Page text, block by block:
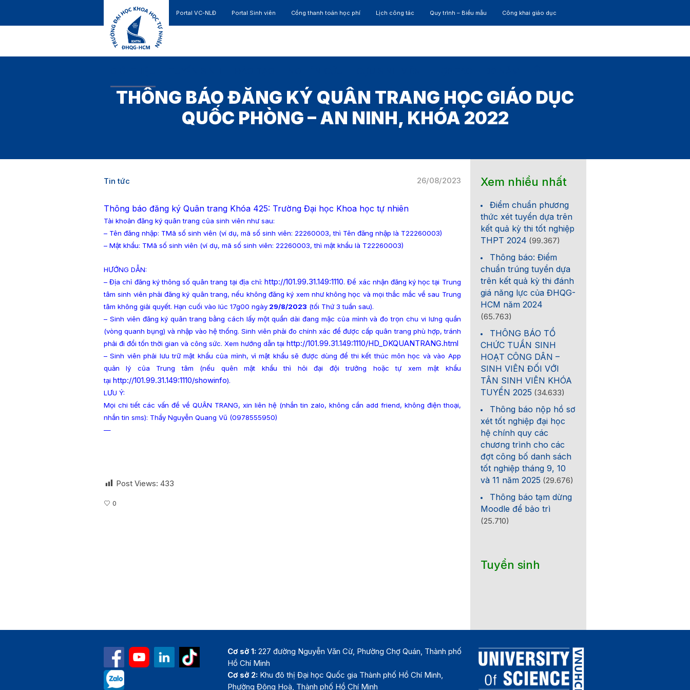
Portal VC-NLĐ Portal Sinh viên Cổng thanh toán học phí Lịch công tác Quy trình – Biểu mẫu Công khai giáo dục
THÔNG BÁO ĐĂNG KÝ QUÂN TRANG HỌC GIÁO DỤC
QUỐC PHÒNG – AN NINH, KHÓA 2022
26/08/2023
Tin tức
Thông báo đăng ký Quân trang Khóa 425: Trường Đại học Khoa học tự nhiên
Tài khoản đăng ký quân trang của sinh viên như sau:
– Tên đăng nhập: TMã số sinh viên (ví dụ, mã số sinh viên: 22260003, thì Tên đăng nhập là T22260003)
– Mật khẩu: TMã số sinh viên (ví dụ, mã số sinh viên: 22260003, thì mật khẩu là T22260003)
HƯỚNG DẪN:
– Địa chỉ đăng ký thông số quân trang tại địa chỉ: http://101.99.31.149:1110.Để xác nhận đăng ký học tại Trung
tâm sinh viên phải đăng ký quân trang, nếu không đăng ký xem như không học và mọi thắc mắc về sau Trung
tâm không giải quyết. Hạn cuối vào lúc 17g00 ngày 29/8/2023 (tối Thứ 3 tuần sau).
– Sinh viên đăng ký quân trang bằng cách lấy một quần dài đang mặc của mình và đo trọn chu vi lưng quần
(vòng quanh bụng) và nhập vào hệ thống. Sinh viên phải đo chính xác để được cấp quân trang phù hợp, tránh
phải đi đổi tốn thời gian và công sức. Xem hướng dẫn tại http://101.99.31.149:1110/HD_ DKQUANTRANG.html
– Sinh viên phải lưu trữ mật khẩu của mình, vì mật khẩu sẽ được dùng để thi kết thúc môn học và vào App
quản lý của Trung tâm (nếu quên mật khẩu thì hỏi đại đội trưởng hoặc tự xem mật khẩu
tại http://101.99.31.149:1110/showinfo).
LƯU Ý:
Mọi chi tiết các vấn đề về QUÂN TRANG, xin liên hệ (nhắn tin zalo, không cần add friend, không điện thoại,
nhắn tin sms): Thầy Nguyễn Quang Vũ (0978555950)
—
Post Views: 433
0
Xem nhiều nhất
Điểm chuẩn phương
thức xét tuyển dựa trên
kết quả kỳ thi tốt nghiệp
THPT 2024 (99.367)
Thông báo: Điểm
chuẩn trúng tuyển dựa
trên kết quả kỳ thi đánh
giá năng lực của ĐHQG-
HCM năm 2024
(65.763)
THÔNG BÁO TỔ
CHỨC TUẦN SINH
HOẠT CÔNG DÂN –
SINH VIÊN ĐỐI VỚI
TÂN SINH VIÊN KHÓA
TUYỂN 2025 (34.633)
Thông báo nộp hồ sơ
xét tốt nghiệp đại học
hệ chính quy các
chương trình cho các
đợt công bố danh sách
tốt nghiệp tháng 9, 10
và 11 năm 2025 (29.676)
Thông báo tạm dừng
Moodle để bảo trì
(25.710)
Tuyển sinh
Cơ sở 1: 227 đường Nguyễn Văn Cừ, Phường Chợ Quán, Thành phố
Hồ Chí Minh
Cơ sở 2: Khu đô thị Đại học Quốc gia Thành phố Hồ Chí Minh,
Phường Đông Hoà, Thành phố Hồ Chí Minh